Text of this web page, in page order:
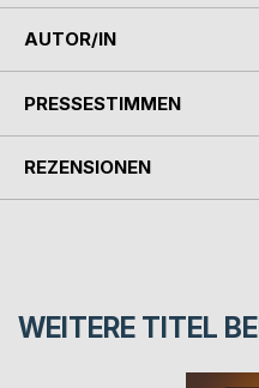
AUTOR/IN
PRESSESTIMMEN
REZENSIONEN
WEITERE TITEL BEI